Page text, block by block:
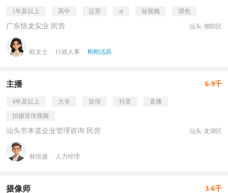
1年及以上 高中 运营 ai 短视频 调色
广东悟龙实业 民营 汕头·潮阳区
欧女士 行政人事 刚刚活跃
主播 6-9千
4年及以上 大专 宣传 抖音
直播
拍摄宣传视频
汕头市本道企业管理咨询 民营 汕头·龙湖区
林悦盛 人力经理
摄像师 3-6千